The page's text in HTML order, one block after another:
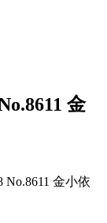
金
No.8611 金小依